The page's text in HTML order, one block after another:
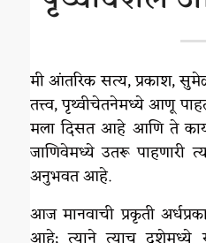
मी आंतरिक सत्य, प्रकाश,
तत्त्व, पृथ्वीचेतनेमध्ये आणू
मला दिसत आहे आणि ते
जाणिवेमध्ये उतरू पाहणारी
अनुभवत आहे.
आज मानवाची प्रकृती